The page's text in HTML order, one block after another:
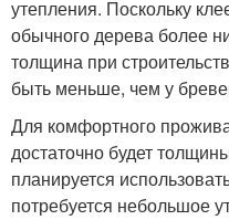
утепления. Поскольку
обычного дерева более
толщина при
быть меньше, чем у
Для комфортного
достаточно будет
планируется
потребуется небольшое